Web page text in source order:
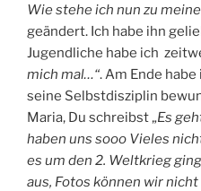
Wie stehe ich nun zu
geändert. Ich habe ihn
Jugendliche habe ich
mich mal…“. Am Ende
seine Selbstdisziplin
Maria, Du schreibst „Es
haben uns sooo Vieles
es um den 2. Weltkrieg
aus, Fotos können wir